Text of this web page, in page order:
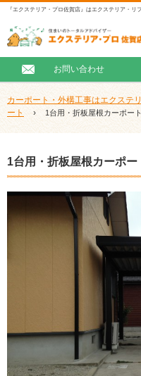
『エクステリア・プロ佐賀店』はエクステリア・リ
お問い合わせ
カーポート・外構工事はエクステ
ート
› 1台用・折板屋根カーポー
1台用・折板屋根カーポ